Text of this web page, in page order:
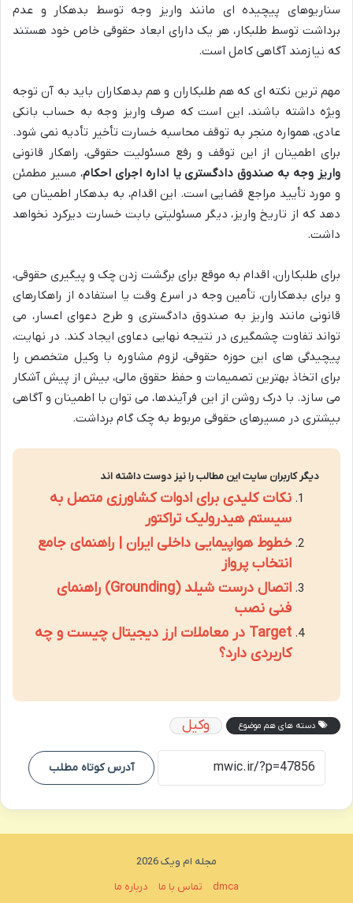
سناریوهای پیچیده ای مانند واریز وجه توسط بدهکار و عدم
برداشت توسط طلبکار، هر یک دارای ابعاد حقوقی خاص خود هستند
که نیازمند آگاهی کامل است.
مهم ترین نکته ای که هم طلبکاران و هم بدهکاران باید به آن توجه
ویژه داشته باشند، این است که صرف واریز وجه به حساب بانکی
عادی، همواره منجر به توقف محاسبه خسارت تأخیر تأدیه نمی شود.
برای اطمینان از این توقف و رفع مسئولیت حقوقی، راهکار قانونی
واریز وجه به صندوق دادگستری یا اداره اجرای احکام، مسیر مطمئن
و مورد تأیید مراجع قضایی است. این اقدام، به بدهکار اطمینان می
دهد که از تاریخ واریز، دیگر مسئولیتی بابت خسارت دیرکرد نخواهد
داشت.
برای طلبکاران، اقدام به موقع برای برگشت زدن چک و پیگیری حقوقی،
و برای بدهکاران، تأمین وجه در اسرع وقت یا استفاده از راهکارهای
قانونی مانند واریز به صندوق دادگستری و طرح دعوای اعسار، می
تواند تفاوت چشمگیری در نتیجه نهایی دعاوی ایجاد کند. در نهایت،
پیچیدگی های این حوزه حقوقی، لزوم مشاوره با وکیل متخصص را
برای اتخاذ بهترین تصمیمات و حفظ حقوق مالی، بیش از پیش آشکار
می سازد. با درک روشن از این فرآیندها، می توان با اطمینان و آگاهی
بیشتری در مسیرهای حقوقی مربوط به چک گام برداشت.
دیگر کاربران سایت این مطالب را نیز دوست داشته اند
نکات کلیدی برای ادوات کشاورزی متصل به
سیستم هیدرولیک تراکتور
خطوط هواپیمایی داخلی ایران | راهنمای جامع
انتخاب پرواز
اتصال درست شیلد (Grounding) راهنمای
فنی نصب
Target در معاملات ارز دیجیتال چیست و چه
کاربردی دارد؟
دسته های هم موضوع وکیل
آدرس کوتاه مطلب
مجله ام ویک 2026
dmca
تماس با ما درباره ما